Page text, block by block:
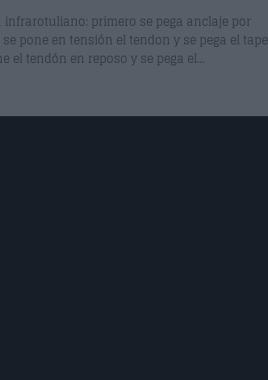
primero se pega anclaje por
pone en tensión el tendon y se pega el tape
el tendón en reposo y se pega el...